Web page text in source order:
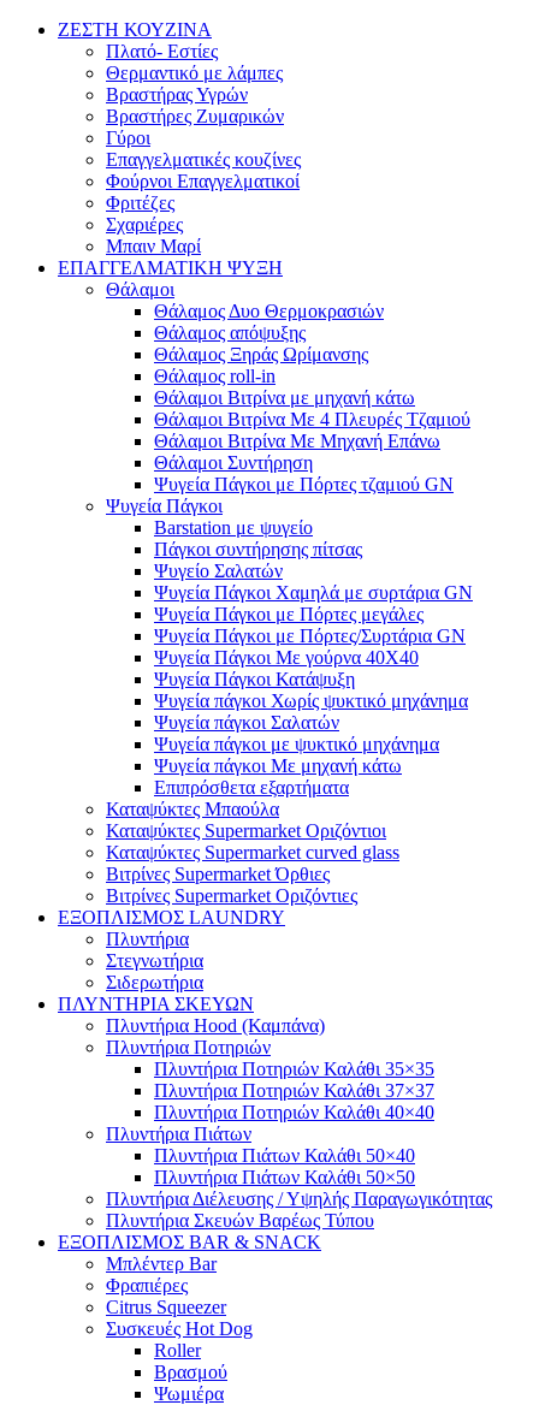
ΖΕΣΤΗ ΚΟΥΖΙΝΑ
Πλατό- Εστίες
Θερμαντικό με λάμπες
Βραστήρας Υγρών
Βραστήρες Ζυμαρικών
Γύροι
Επαγγελματικές κουζίνες
Φούρνοι Επαγγελματικοί
Φριτέζες
Σχαριέρες
Μπαιν Μαρί
ΕΠΑΓΓΕΛΜΑΤΙΚΗ ΨΥΞΗ
Θάλαμοι
Θάλαμος Δυο Θερμοκρασιών
Θάλαμος απόψυξης
Θάλαμος Ξηράς Ωρίμανσης
Θάλαμος roll-in
Θάλαμοι Βιτρίνα με μηχανή κάτω
Θάλαμοι Βιτρίνα Με 4 Πλευρές Τζαμιού
Θάλαμοι Βιτρίνα Με Μηχανή Επάνω
Θάλαμοι Συντήρηση
Ψυγεία Πάγκοι με Πόρτες τζαμιού GN
Ψυγεία Πάγκοι
Barstation με ψυγείο
Πάγκοι συντήρησης πίτσας
Ψυγείο Σαλατών
Ψυγεία Πάγκοι Χαμηλά με συρτάρια GN
Ψυγεία Πάγκοι με Πόρτες μεγάλες
Ψυγεία Πάγκοι με Πόρτες/Συρτάρια GN
Ψυγεία Πάγκοι Με γούρνα 40Χ40
Ψυγεία Πάγκοι Κατάψυξη
Ψυγεία πάγκοι Χωρίς ψυκτικό μηχάνημα
Ψυγεία πάγκοι Σαλατών
Ψυγεία πάγκοι με ψυκτικό μηχάνημα
Ψυγεία πάγκοι Με μηχανή κάτω
Επιπρόσθετα εξαρτήματα
Καταψύκτες Μπαούλα
Καταψύκτες Supermarket Οριζόντιοι
Καταψύκτες Supermarket curved glass
Βιτρίνες Supermarket Όρθιες
Βιτρίνες Supermarket Οριζόντιες
ΕΞΟΠΛΙΣΜΟΣ LAUNDRY
Πλυντήρια
Στεγνωτήρια
Σιδερωτήρια
ΠΛΥΝΤΗΡΙΑ ΣΚΕΥΩΝ
Πλυντήρια Hood (Καμπάνα)
Πλυντήρια Ποτηριών
Πλυντήρια Ποτηριών Καλάθι 35×35
Πλυντήρια Ποτηριών Καλάθι 37×37
Πλυντήρια Ποτηριών Καλάθι 40×40
Πλυντήρια Πιάτων
Πλυντήρια Πιάτων Καλάθι 50×40
Πλυντήρια Πιάτων Καλάθι 50×50
Πλυντήρια Διέλευσης / Υψηλής Παραγωγικότητας
Πλυντήρια Σκευών Βαρέως Τύπου
ΕΞΟΠΛΙΣΜΟΣ BAR & SNACK
Μπλέντερ Bar
Φραπιέρες
Citrus Squeezer
Συσκευές Hot Dog
Roller
Βρασμού
Ψωμιέρα